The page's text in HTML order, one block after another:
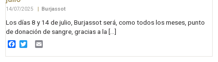
14/07/2025 Burjassot
Los días 8 y 14 de julio, Burjassot será, como todos los meses, punto
de donación de sangre, gracias a la […]
Facebook
Twitter